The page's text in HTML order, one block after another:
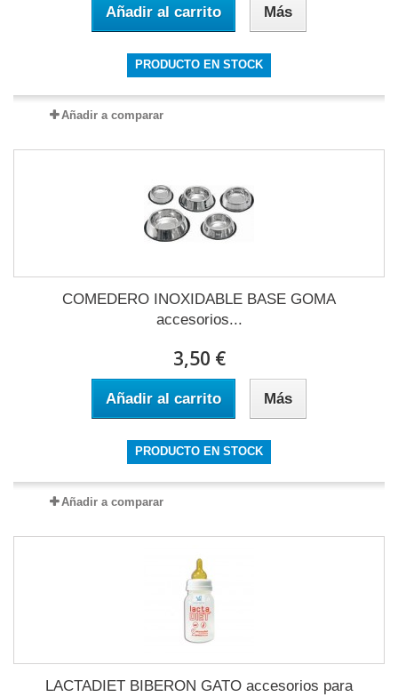
Añadir al carrito Más
PRODUCTO EN STOCK
Añadir a comparar
COMEDERO INOXIDABLE BASE GOMA
accesorios...
3,50 €
Añadir al carrito Más
PRODUCTO EN STOCK
Añadir a comparar
LACTADIET BIBERON GATO accesorios para